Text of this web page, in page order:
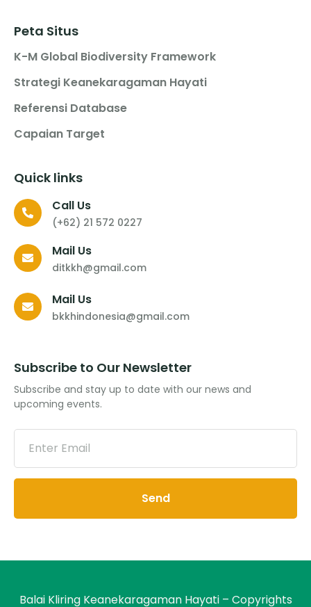
Peta Situs
K-M Global Biodiversity Framework
Strategi Keanekaragaman Hayati
Referensi Database
Capaian Target
Quick links
Call Us
(+62) 21 572 0227
Mail Us
ditkkh@gmail.com
Mail Us
bkkhindonesia@gmail.com
Subscribe to Our Newsletter
Subscribe and stay up to date with our news and
upcoming events.
Send
Balai Kliring Keanekaragaman Hayati – Copyrights